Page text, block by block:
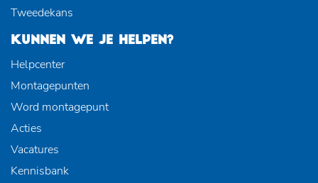
Tweedekans
KUNNEN WE JE HELPEN?
Helpcenter
Montagepunten
Word montagepunt
Acties
Vacatures
Kennisbank